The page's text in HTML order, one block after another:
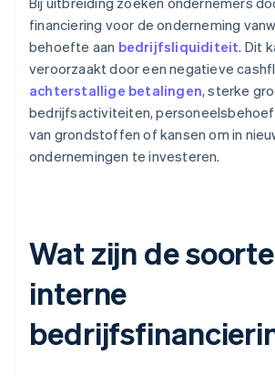
financiering voor de onderneming
behoefte aan bedrijfsliquiditeit. Dit
veroorzaakt door een negatieve
achterstallige betalingen, sterke
bedrijfsactiviteiten,
van grondstoffen of kansen om in
ondernemingen te investeren.
Wat zijn de
interne